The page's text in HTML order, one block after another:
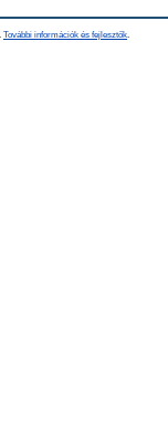
További információk és fejlesztők